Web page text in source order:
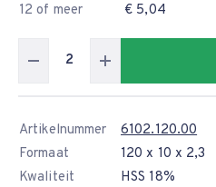
12 of meer € 5,04
Artikelnummer
6102.120.00
Formaat
120 x 10 x 2,3
Kwaliteit
HSS 18%